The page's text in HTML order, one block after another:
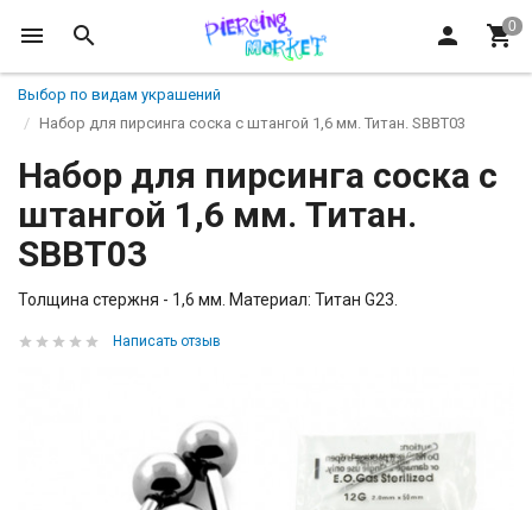
Выбор по видам украшений
Набор для пирсинга соска с штангой 1,6 мм. Титан. SBBT03
Набор для пирсинга соска с
штангой 1,6 мм. Титан.
SBBT03
Толщина стержня - 1,6 мм. Материал: Титан G23.
Написать отзыв